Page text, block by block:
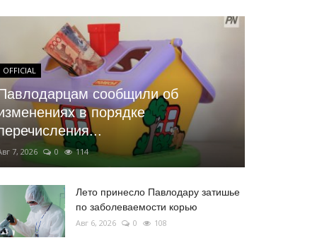
OFFICIAL
сообщили об
в порядке
7, 2026 0 114
Лето принесло Павлодару затишье
по заболеваемости корью
Авг 6, 2026 0 108